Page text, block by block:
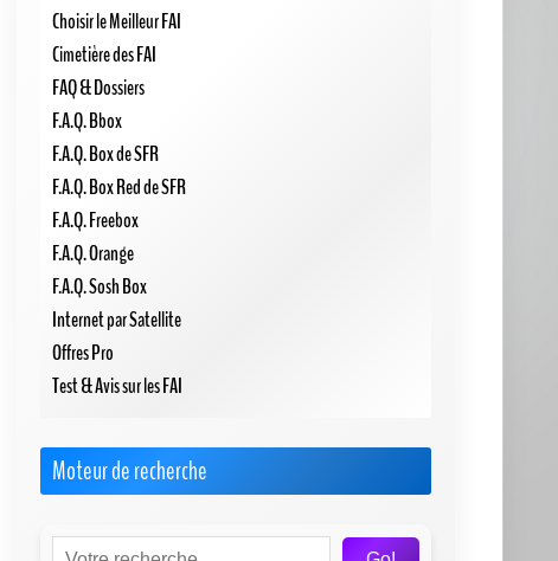
Choisir le Meilleur FAI
Cimetière des FAI
FAQ & Dossiers
F.A.Q. Bbox
F.A.Q. Box de SFR
F.A.Q. Box Red de SFR
F.A.Q. Freebox
F.A.Q. Orange
F.A.Q. Sosh Box
Internet par Satellite
Offres Pro
Test & Avis sur les FAI
Moteur de recherche